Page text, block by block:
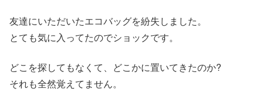
友達にいただいたエコバッグを紛失しました。
とても気に入ってたのでショックです。
どこを探してもなくて、どこかに置いてきたのか?
それも全然覚えてません。